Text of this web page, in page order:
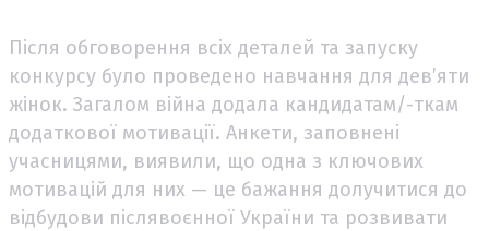
Після обговорення всіх деталей та запуску
конкурсу було проведено навчання для дев’яти
жінок. Загалом війна додала кандидатам/-ткам
додаткової мотивації. Анкети, заповнені
учасницями, виявили, що одна з ключових
мотивацій для них — це бажання долучитися до
відбудови післявоєнної України та розвивати